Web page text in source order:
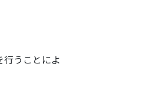
うことによ